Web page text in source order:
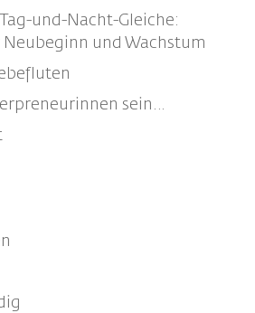
und-Nacht-Gleiche:
und Wachstum
sein…